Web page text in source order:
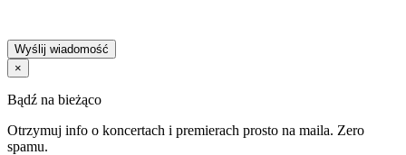
Wyślij wiadomość
×
Bądź na bieżąco
Otrzymuj info o koncertach i premierach prosto na maila. Zero
spamu.